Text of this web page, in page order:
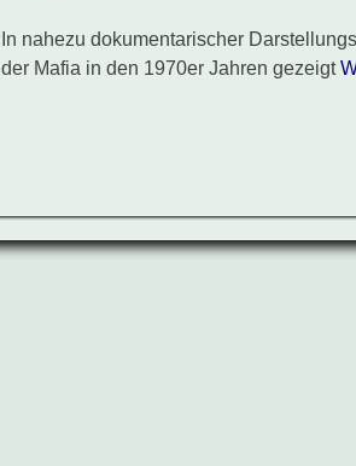
In nahezu dokumentarischer
der Mafia in den 1970er Jahren gezeigt